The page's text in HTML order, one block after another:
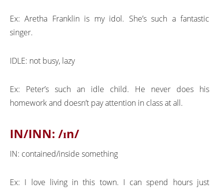
Ex: Aretha Franklin is my idol. She’s such a fantastic
singer.
IDLE: not busy, lazy
Ex: Peter’s such an idle child. He never does his
homework and doesn’t pay attention in class at all.
IN/INN: /ɪn/
IN: contained/inside something
Ex: I love living in this town. I can spend hours just